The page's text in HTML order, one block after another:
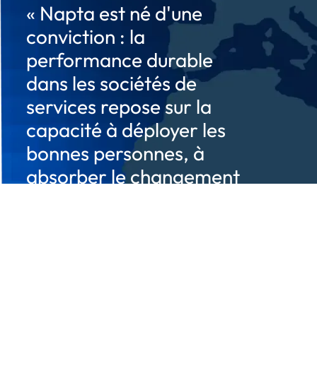
« Napta est né d'une
conviction : la
performance durable
dans les sociétés de
services repose sur la
capacité à déployer les
bonnes personnes, à
absorber le changement